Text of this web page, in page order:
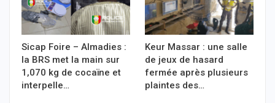
Sicap Foire – Almadies :
la BRS met la main sur
1,070 kg de cocaïne et
interpelle…
Keur Massar : une salle
de jeux de hasard
fermée après plusieurs
plaintes des…